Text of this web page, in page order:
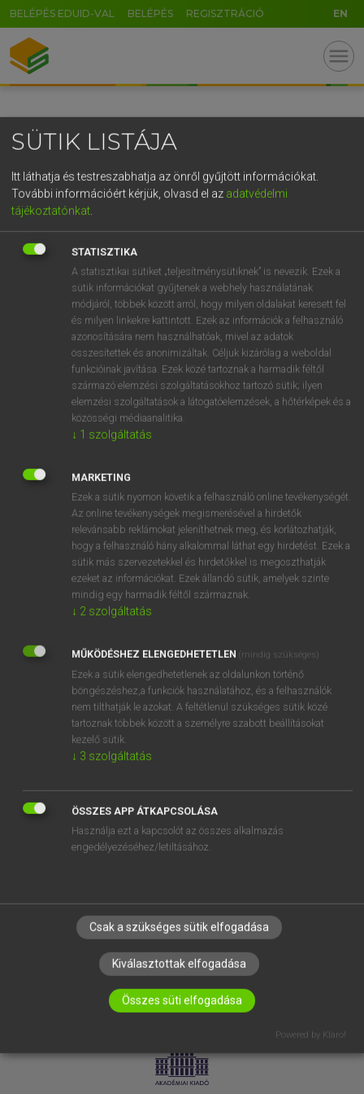
BELÉPÉS EDUID-VAL BELÉPÉS REGISZTRÁCIÓ EN
menu
OOOOPS!
SZOTAR.NET APPLIKÁCIÓ
MICROSOFT OFFICE BŐVÍTMÉNY
BEÉPÜLŐ SZÓTÁRMODUL
ONLINE NYELVVIZSGA
EGYÉNI FELHASZNÁLÓKNAK
TANULÓKNAK
OKTATÁSI INTÉZMÉNYEKNEK
VÁLLALATI MEGOLDÁSOK
RÓLUNK
ELÉRHETŐSÉG
SÜTI BEÁLLÍTÁSOK
LICENCSZERZŐDÉS ADATVÉDELEM
SÜTIK LISTÁJA
Itt láthatja és testreszabhatja az önről gyűjtött információkat.
További információért kérjük, olvasd el az adatvédelmi
tájékoztatónkat
STATISZTIKA
A statisztikai sütiket „teljesítménysütiknek” is nevezik. Ezek a
sütik információkat gyűjtenek a webhely használatának
módjáról, többek között arról, hogy milyen oldalakat keresett fel
és milyen linkekre kattintott. Ezek az információk a felhasználó
azonosítására nem használhatóak, mivel az adatok
összesítettek és anonimizáltak. Céljuk kizárólag a weboldal
funkcióinak javítása. Ezek közé tartoznak a harmadik féltől
származó elemzési szolgáltatásokhoz tartozó sütik; ilyen
elemzési szolgáltatások a látogatóelemzések, a hőtérképek és a
közösségi médiaanalitika.
↓ 1 szolgáltatás
MARKETING
Ezek a sütik nyomon követik a felhasználó online tevékenységét.
Az online tevékenységek megismerésével a hirdetők
relevánsabb reklámokat jeleníthetnek meg, és korlátozhatják,
hogy a felhasználó hány alkalommal láthat egy hirdetést. Ezek a
sütik más szervezetekkel és hirdetőkkel is megoszthatják
ezeket az információkat. Ezek állandó sütik, amelyek szinte
mindig egy harmadik féltől származnak.
↓ 2 szolgáltatás
MŰKÖDÉSHEZ ELENGEDHETETLEN (mindig szükséges)
Ezek a sütik elengedhetetlenek az oldalunkon történő
böngészéshez,a funkciók használatához, és a felhasználók
nem tilthatják le azokat. A feltétlenül szükséges sütik közé
tartoznak többek között a személyre szabott beállításokat
kezelő sütik.
↓ 3 szolgáltatás
ÖSSZES APP ÁTKAPCSOLÁSA
Használja ezt a kapcsolót az összes alkalmazás
engedélyezéséhez/letiltásához.
Csak a szükséges sütik elfogadása
Kiválasztottak elfogadása
Összes süti elfogadása
Powered by Klaro!
GR
5
g h k l
v b n m , . - AltGr